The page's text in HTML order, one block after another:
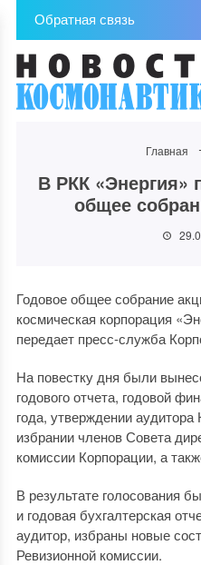
Обратная связь
Главная
В РКК «Энергия»
общее
Годовое общее собрание
космическая корпорация
передает пресс-служба
На повестку дня были
годового отчета, годовой
года, утверждении аудитора
избрании членов Совета
комиссии Корпорации, а
В результате голосования
и годовая бухгалтерская
аудитор, избраны новые
Ревизионной комиссии.